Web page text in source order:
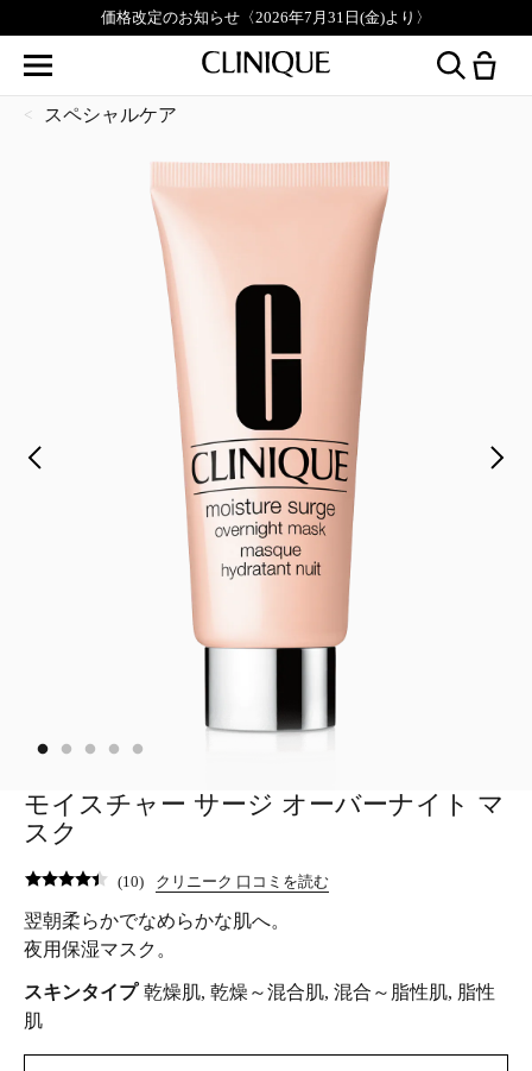
価格改定のお知らせ〈2026年7月31日(金)より〉
スペシャルケア
モイスチャー サージ オーバーナイト マ
スク
(10) クリニーク 口コミを読む
翌朝柔らかでなめらかな肌へ。
夜用保湿マスク。
スキンタイプ 乾燥肌, 乾燥～混合肌, 混合～脂性肌, 脂性
肌